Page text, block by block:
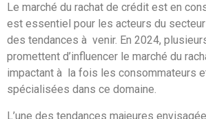
Le marché du rachat de crédit est en
est essentiel pour les acteurs du
des tendances à venir. En 2024,
promettent d’influencer le marché du
impactant à la fois les consommateurs
spécialisées dans ce domaine.
L’une des tendances majeures